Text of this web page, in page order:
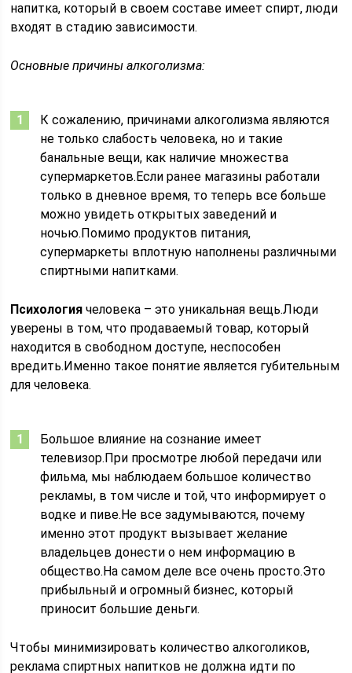
напитка, который в своем составе имеет спирт, люди
входят в стадию зависимости.
Основные причины алкоголизма:
К сожалению, причинами алкоголизма являются
не только слабость человека, но и такие
банальные вещи, как наличие множества
супермаркетов.Если ранее магазины работали
только в дневное время, то теперь все больше
можно увидеть открытых заведений и
ночью.Помимо продуктов питания,
супермаркеты вплотную наполнены различными
спиртными напитками.
Психология человека – это уникальная вещь.Люди
уверены в том, что продаваемый товар, который
находится в свободном доступе, неспособен
вредить.Именно такое понятие является губительным
для человека.
Большое влияние на сознание имеет
телевизор.При просмотре любой передачи или
фильма, мы наблюдаем большое количество
рекламы, в том числе и той, что информирует о
водке и пиве.Не все задумываются, почему
именно этот продукт вызывает желание
владельцев донести о нем информацию в
общество.На самом деле все очень просто.Это
прибыльный и огромный бизнес, который
приносит большие деньги.
Чтобы минимизировать количество алкоголиков,
реклама спиртных напитков не должна идти по